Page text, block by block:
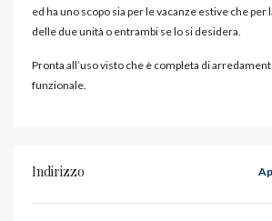
ed ha uno scopo sia per le vacanze estive che per
delle due unità o entrambi se lo si desidera.
Pronta all’uso visto che è completa di
funzionale.
Indirizzo